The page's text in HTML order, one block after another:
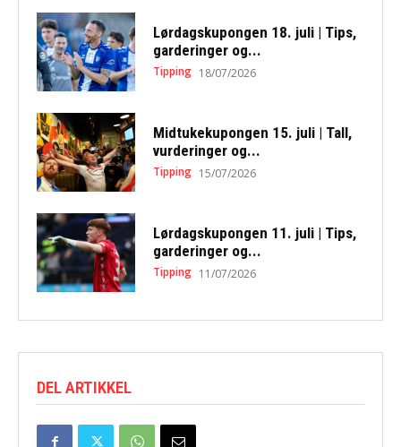
Lørdagskupongen 18. juli | Tips,
garderinger og...
Tipping 18/07/2026
Midtukekupongen 15. juli | Tall,
vurderinger og...
Tipping 15/07/2026
Lørdagskupongen 11. juli | Tips,
garderinger og...
Tipping 11/07/2026
DEL ARTIKKEL